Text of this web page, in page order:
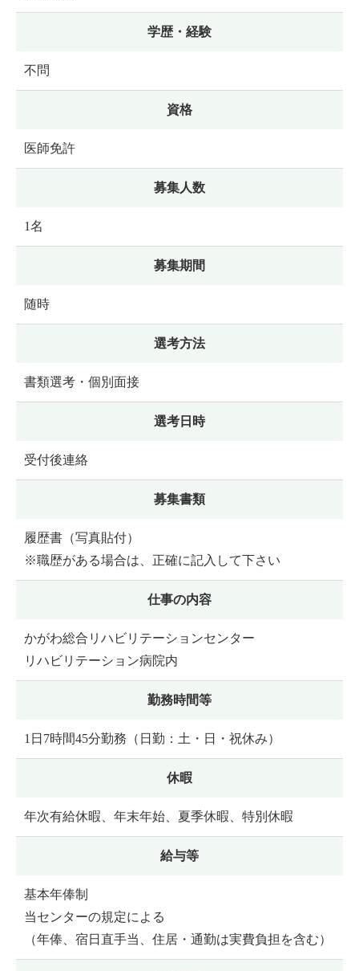
学歴・経験
不問
資格
医師免許
募集人数
1名
募集期間
随時
選考方法
書類選考・個別面接
選考日時
受付後連絡
募集書類
履歴書（写真貼付）
※職歴がある場合は、正確に記入して下さい
仕事の内容
かがわ総合リハビリテーションセンター
リハビリテーション病院内
勤務時間等
1日7時間45分勤務（日勤：土・日・祝休み）
休暇
年次有給休暇、年末年始、夏季休暇、特別休暇
給与等
基本年俸制
当センターの規定による
（年俸、宿日直手当、住居・通勤は実費負担を含む）